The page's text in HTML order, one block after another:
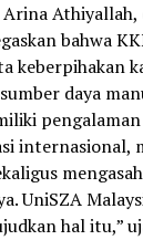
Athiyallah,
bahwa
keberpihakan
daya
internasional,
UniSZA
hal itu,”